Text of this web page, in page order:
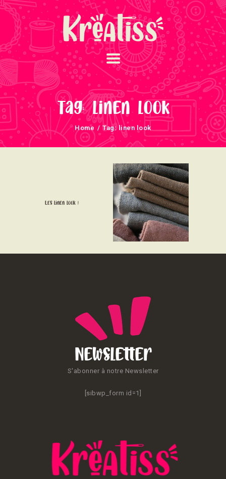
Tag: linen look
Home Tag: linen look
ACCUEIL
NOS UNIVERS
ARRIVAGES
ATELIERS ET
ÉVÈNEMENTS
INFOS ÉVÈNEMENTS
NEWSLETTERS
NOUS SOUTENONS
Les linen look !
Newsletter
S'abonner à notre Newsletter
[sibwp_form id=1]